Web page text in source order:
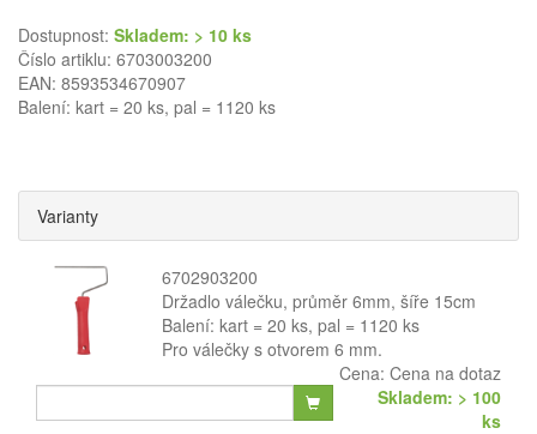
Dostupnost: Skladem: > 10 ks
Číslo artiklu: 6703003200
EAN: 8593534670907
Balení: kart = 20 ks, pal = 1120 ks
Varianty
6702903200
Držadlo válečku, průměr 6mm, šíře 15cm
Balení: kart = 20 ks, pal = 1120 ks
Pro válečky s otvorem 6 mm.
Cena: Cena na dotaz
Skladem: > 100
ks